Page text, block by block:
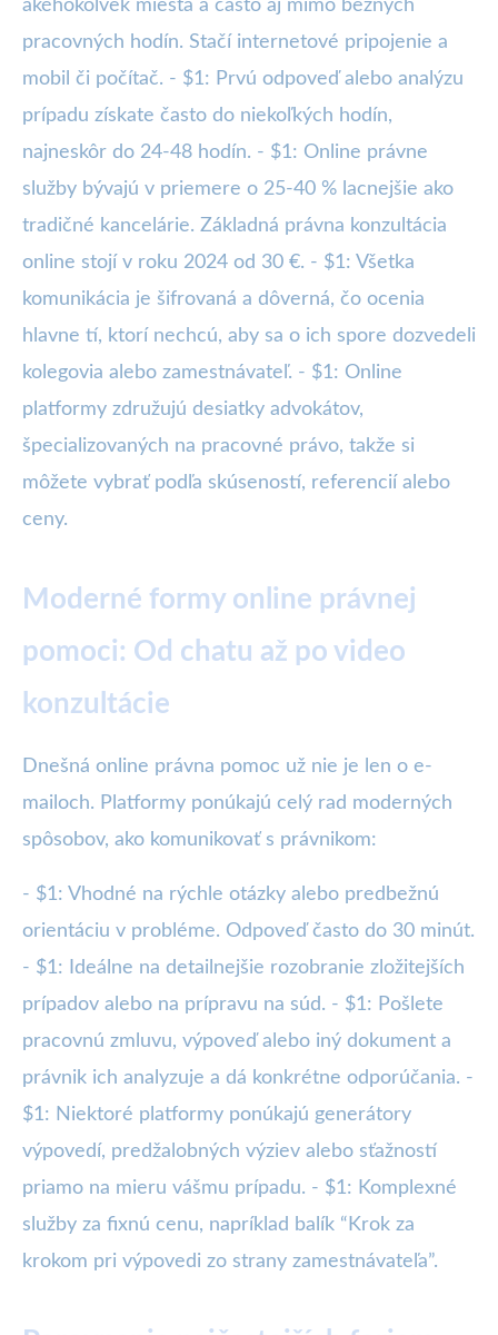
akéhokoľvek miesta a často aj mimo bežných
pracovných hodín. Stačí internetové pripojenie a
mobil či počítač. - $1: Prvú odpoveď alebo analýzu
prípadu získate často do niekoľkých hodín,
najneskôr do 24-48 hodín. - $1: Online právne
služby bývajú v priemere o 25-40 % lacnejšie ako
tradičné kancelárie. Základná právna konzultácia
online stojí v roku 2024 od 30 €. - $1: Všetka
komunikácia je šifrovaná a dôverná, čo ocenia
hlavne tí, ktorí nechcú, aby sa o ich spore dozvedeli
kolegovia alebo zamestnávateľ. - $1: Online
platformy združujú desiatky advokátov,
špecializovaných na pracovné právo, takže si
môžete vybrať podľa skúseností, referencií alebo
ceny.
Moderné formy online právnej
pomoci: Od chatu až po video
konzultácie
Dnešná online právna pomoc už nie je len o e-
mailoch. Platformy ponúkajú celý rad moderných
spôsobov, ako komunikovať s právnikom:
- $1: Vhodné na rýchle otázky alebo predbežnú
orientáciu v probléme. Odpoveď často do 30 minút.
- $1: Ideálne na detailnejšie rozobranie zložitejších
prípadov alebo na prípravu na súd. - $1: Pošlete
pracovnú zmluvu, výpoveď alebo iný dokument a
právnik ich analyzuje a dá konkrétne odporúčania. -
$1: Niektoré platformy ponúkajú generátory
výpovedí, predžalobných výziev alebo sťažností
priamo na mieru vášmu prípadu. - $1: Komplexné
služby za fixnú cenu, napríklad balík “Krok za
krokom pri výpovedi zo strany zamestnávateľa”.